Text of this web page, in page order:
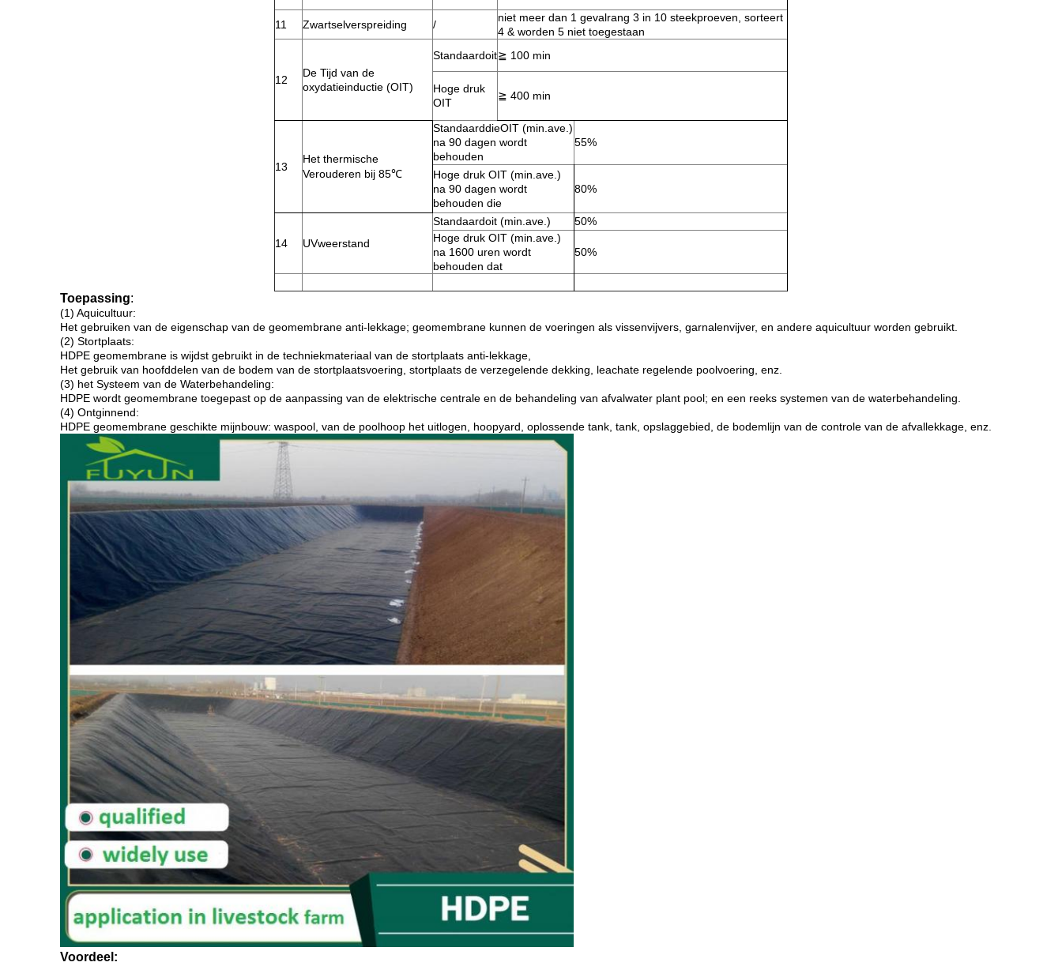
11 Zwartselverspreiding /
niet meer dan 1 gevalrang 3 in 10 steekproeven, sorteert
4 & worden 5 niet toegestaan
12
De Tijd van de
oxydatieinductie (OIT)
Standaardoit≧ 100 min
Hoge druk
OIT
≧ 400 min
13
Het thermische
Verouderen bij 85℃
StandaarddieOIT (min.ave.)
na 90 dagen wordt
behouden
55%
Hoge druk OIT (min.ave.)
na 90 dagen wordt
behouden die
80%
14 UVweerstand
Standaardoit (min.ave.)
50%
Hoge druk OIT (min.ave.)
na 1600 uren wordt
behouden dat
50%
Toepassing:
(1) Aquicultuur:
Het gebruiken van de eigenschap van de geomembrane anti-lekkage; geomembrane kunnen de voeringen als vissenvijvers, garnalenvijver, en andere aquicultuur worden gebruikt.
(2) Stortplaats:
HDPE geomembrane is wijdst gebruikt in de techniekmateriaal van de stortplaats anti-lekkage,
Het gebruik van hoofddelen van de bodem van de stortplaatsvoering, stortplaats de verzegelende dekking, leachate regelende poolvoering, enz.
(3) het Systeem van de Waterbehandeling:
HDPE wordt geomembrane toegepast op de aanpassing van de elektrische centrale en de behandeling van afvalwater plant pool; en een reeks systemen van de waterbehandeling.
(4) Ontginnend:
HDPE geomembrane geschikte mijnbouw: waspool, van de poolhoop het uitlogen, hoopyard, oplossende tank, tank, opslaggebied, de bodemlijn van de controle van de afvallekkage, enz.
Voordeel: